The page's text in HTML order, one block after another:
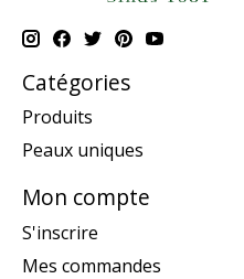
Catégories
Produits
Peaux uniques
Mon compte
S'inscrire
Mes commandes